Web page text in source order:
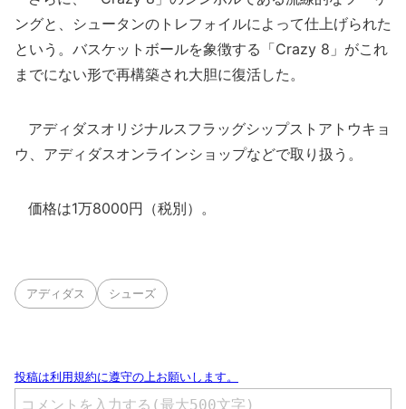
ングと、シュータンのトレフォイルによって仕上げられた
という。バスケットボールを象徴する「Crazy 8」がこれ
までにない形で再構築され大胆に復活した。
アディダスオリジナルスフラッグシップストアトウキョ
ウ、アディダスオンラインショップなどで取り扱う。
価格は1万8000円（税別）。
アディダス シューズ